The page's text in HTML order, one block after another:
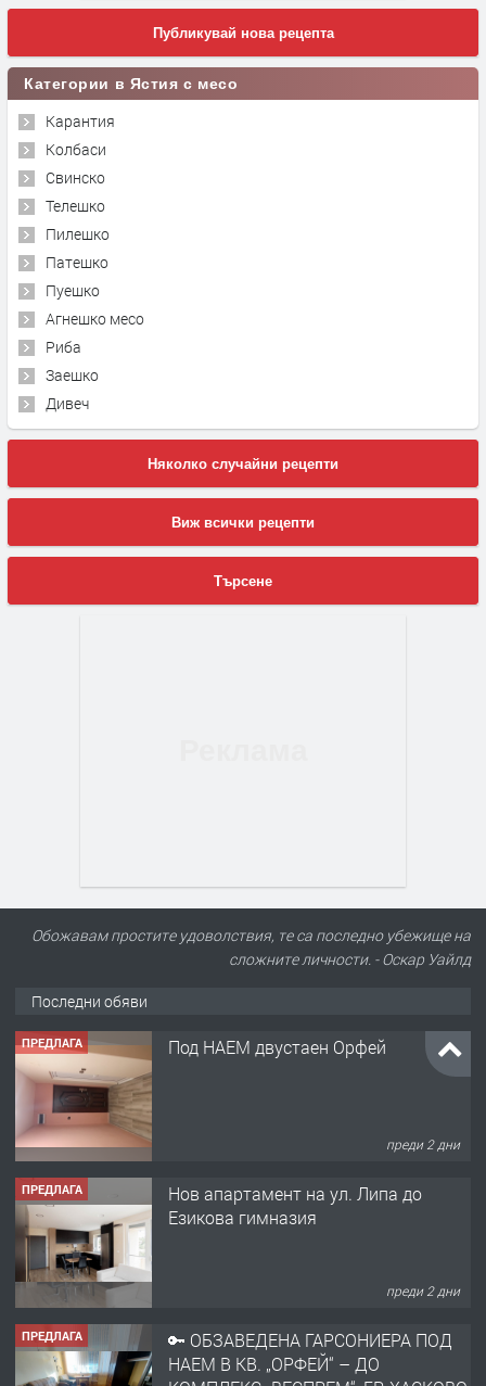
Публикувай нова рецепта
Категории в Ястия с месо
Карантия
Колбаси
Свинско
Телешко
Пилешко
Патешко
Пуешко
Агнешко месо
Риба
Заешко
Дивеч
Няколко случайни рецепти
Виж всички рецепти
Търсене
Обожавам простите удоволствия, те са последно убежище на
сложните личности. - Оскар Уайлд
Последни обяви
ПРЕДЛАГА Под НАЕМ двустаен Орфей
преди 2 дни
ПРЕДЛАГА
Нов апартамент на ул. Липа до
Езикова гимназия
преди 2 дни
ПРЕДЛАГА
🔑 ОБЗАВЕДЕНА ГАРСОНИЕРА ПОД
НАЕМ В КВ. „ОРФЕЙ“ – ДО